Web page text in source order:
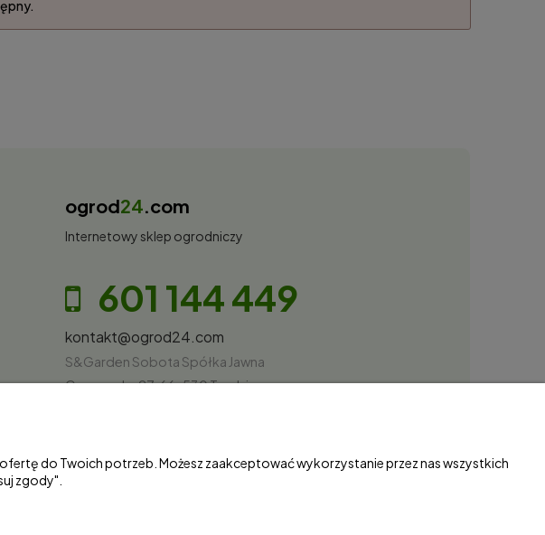
ogrod24.com
Internetowy sklep ogrodniczy
601 144 449
kontakt@ogrod24.com
S&Garden Sobota Spółka Jawna
Gorzowska 27, 66-530 Trzebicz
do Twoich potrzeb. Możesz zaakceptować wykorzystanie przez nas wszystkich
zgody".